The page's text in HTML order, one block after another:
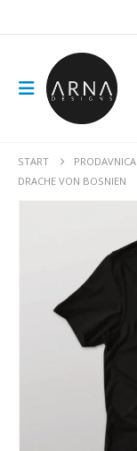
START PRODAVNICA
DRACHE VON BOSNIEN